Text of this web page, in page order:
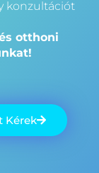
konzultációt
otthoni
Kérek